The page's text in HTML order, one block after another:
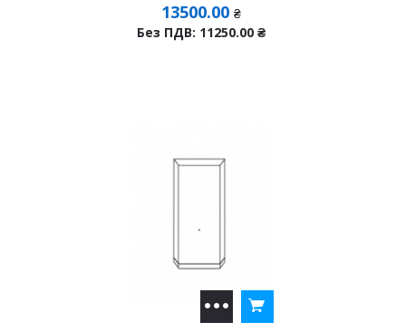
13500.00 ₴
Без ПДВ: 11250.00 ₴